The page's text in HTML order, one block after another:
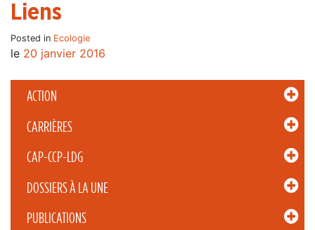
ACTION
CARRIÈRES
CAP-CCP-LDG
DOSSIERS À LA UNE
PUBLICATIONS
Liens
Posted in Ecologie
le 20 janvier 2016